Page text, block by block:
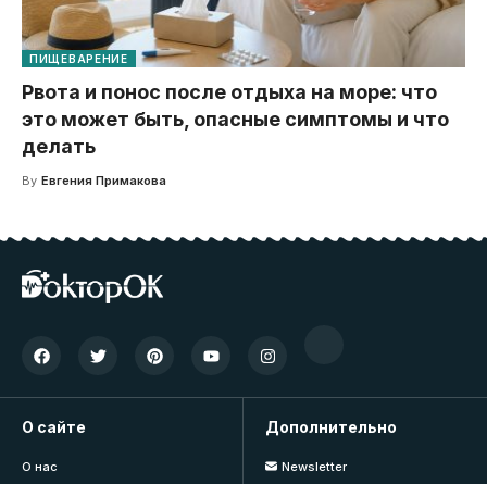
ПИЩЕВАРЕНИЕ
Рвота и понос после отдыха на море: что
это может быть, опасные симптомы и что
делать
By Евгения Примакова
О сайте
О нас
Дополнительно
Newsletter